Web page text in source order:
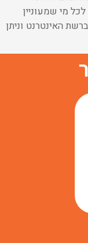
מי שמעוניין
האינטרנט וניתן